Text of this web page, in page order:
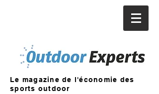
Le magazine de l'économie des
sports outdoor